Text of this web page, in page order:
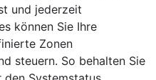
und jederzeit
können Sie Ihre
Zonen
steuern. So behalten Sie